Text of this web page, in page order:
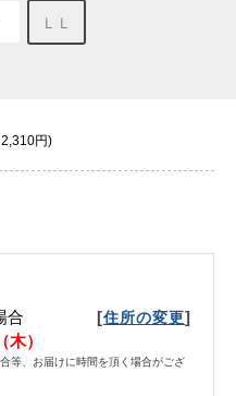
ＬＬ
円)
合 [住所の変更]
）
等、お届けに時間を頂く場合がござ